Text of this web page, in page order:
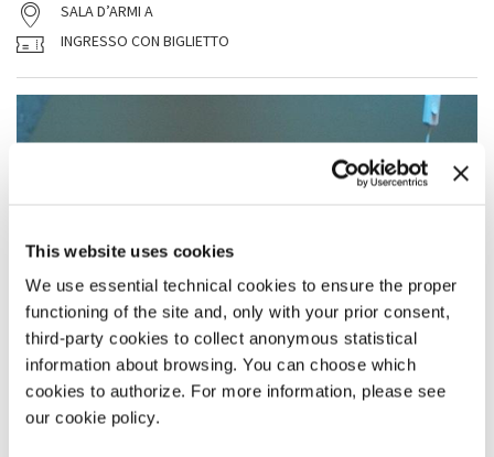
This website uses cookies
We use essential technical cookies to ensure the proper
functioning of the site and, only with your prior consent,
third-party cookies to collect anonymous statistical
information about browsing. You can choose which
cookies to authorize. For more information, please see
our cookie policy.
SALA D’ARMI A
INGRESSO CON BIGLIETTO